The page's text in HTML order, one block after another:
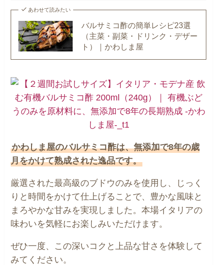
あわせて読みたい
バルサミコ酢の簡単レシピ23選
（主菜・副菜・ドリンク・デザー
ト）｜かわしま屋
かわしま屋のバルサミコ酢は、無添加で8年の歳
月をかけて熟成された逸品です。
厳選された最高級のブドウのみを使用し、じっく
りと時間をかけて仕上げることで、豊かな風味と
まろやかな甘みを実現しました。本場イタリアの
味わいを気軽にお楽しみいただけます。
ぜひ一度、この深いコクと上品な甘さを体験して
みてください。